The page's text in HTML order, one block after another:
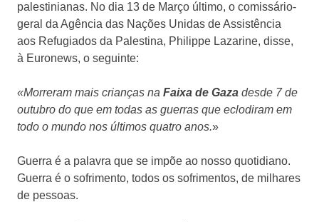
palestinianas. No dia 13 de Março último, o comissário-
geral da Agência das Nações Unidas de Assistência
aos Refugiados da Palestina, Philippe Lazarine, disse,
à Euronews, o seguinte:
«Morreram mais crianças na Faixa de Gaza desde 7 de
outubro do que em todas as guerras que eclodiram em
todo o mundo nos últimos quatro anos.»
Guerra é a palavra que se impõe ao nosso quotidiano.
Guerra é o sofrimento, todos os sofrimentos, de milhares
de pessoas.